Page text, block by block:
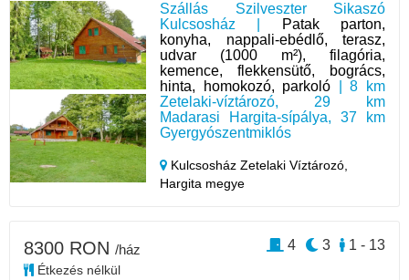
Szállás Szilveszter Sikaszó
Kulcsosház |
Patak parton,
konyha, nappali-ebédlő, terasz,
udvar (1000 m²), filagória,
kemence, flekkensütő, bogrács,
hinta, homokozó, parkoló | 8 km
Zetelaki-víztározó, 29 km
Madarasi Hargita-sípálya, 37 km
Gyergyószentmiklós
Kulcsosház Zetelaki Víztározó,
Hargita megye
8300 RON /ház
Étkezés nélkül
1 - 13
3
4